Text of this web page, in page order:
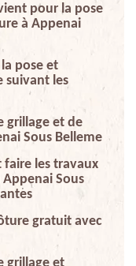
pour la pose
à Appenai
pose et
suivant les
grillage et de
Sous Belleme
faire les travaux
Sous
gratuit avec
grillage et